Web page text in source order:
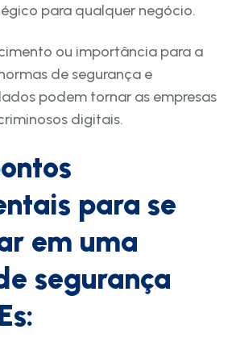
para qualquer negócio.
ou importância para a
de segurança e
podem tornar as empresas
digitais.
para se
em uma
segurança